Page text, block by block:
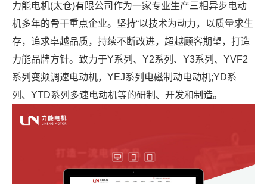
力能电机(太仓)有限公司作为一家专业生产三相异步电动
机多年的骨干重点企业。坚持“以技术为动力，以质量求生
存，追求卓越品质，持续不断改进，超越顾客期望，打造
力能品牌方针。致力于Y系列、Y2系列、Y3系列、YVF2
系列变频调速电动机，YEJ系列电磁制动电动机;YD系
列、YTD系列多速电动机等的研制、开发和制造。